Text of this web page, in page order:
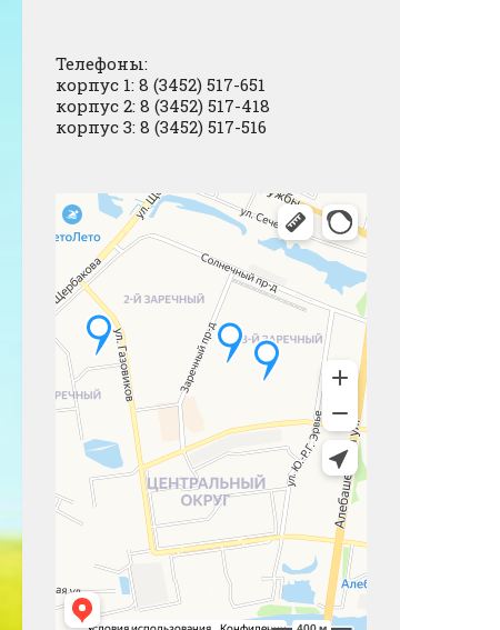
Телефоны:
корпус 1: 8 (3452) 517-651
корпус 2: 8 (3452) 517-418
корпус 3: 8 (3452) 517-516